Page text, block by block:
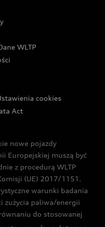
Audi
w Warszawie
Narciarskich w
WLTP
cookies
Act
nowe pojazdy
Europejskiej muszą być
z procedurą WLTP
(UE) 2017/1151.
warunki badania
zużycia paliwa/energii
do stosowanej